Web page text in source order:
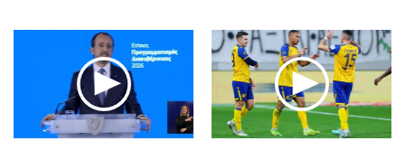
Ναυτιλία
Περιβάλλον
Ελλάδα
Γυναίκα
Showbiz
Ταξίδια
Συνταγές